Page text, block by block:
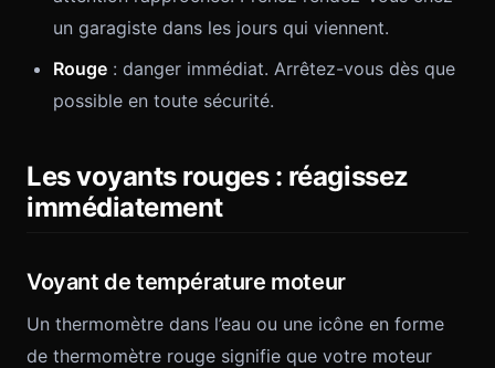
un garagiste dans les jours qui viennent.
Rouge : danger immédiat. Arrêtez-vous dès que
possible en toute sécurité.
Les voyants rouges : réagissez
immédiatement
Voyant de température moteur
Un thermomètre dans l’eau ou une icône en forme
de thermomètre rouge signifie que votre moteur